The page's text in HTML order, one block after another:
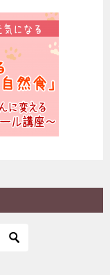
ot
e